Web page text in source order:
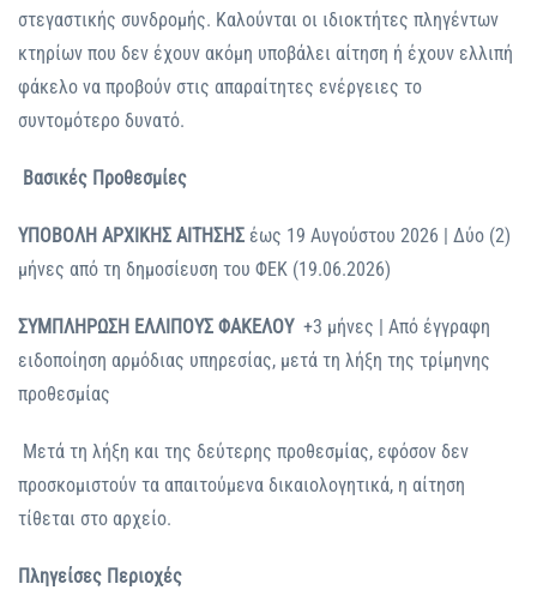
στεγαστικής συνδρομής. Καλούνται οι ιδιοκτήτες πληγέντων
κτηρίων που δεν έχουν ακόμη υποβάλει αίτηση ή έχουν ελλιπή
φάκελο να προβούν στις απαραίτητες ενέργειες το
συντομότερο δυνατό.
Βασικές Προθεσμίες
ΥΠΟΒΟΛΗ ΑΡΧΙΚΗΣ ΑΙΤΗΣΗΣ έως 19 Αυγούστου 2026 | Δύο (2)
μήνες από τη δημοσίευση του ΦΕΚ (19.06.2026)
ΣΥΜΠΛΗΡΩΣΗ ΕΛΛΙΠΟΥΣ ΦΑΚΕΛΟΥ +3 μήνες | Από έγγραφη
ειδοποίηση αρμόδιας υπηρεσίας, μετά τη λήξη της τρίμηνης
προθεσμίας
Μετά τη λήξη και της δεύτερης προθεσμίας, εφόσον δεν
προσκομιστούν τα απαιτούμενα δικαιολογητικά, η αίτηση
τίθεται στο αρχείο.
Πληγείσες Περιοχές